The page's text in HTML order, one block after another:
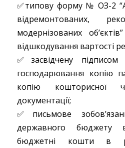
✅типову форму № ОЗ-2
відремонтованих,
модернізованих
відшкодування вартості
✅засвідчену підписом
господарювання копію
копію кошторисної
документації;
✅письмове
державного бюджету
бюджетні кошти в